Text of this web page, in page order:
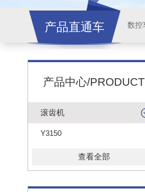
产品直通车
产品中心/PRODUCT
滚齿机
Y3150
查看全部